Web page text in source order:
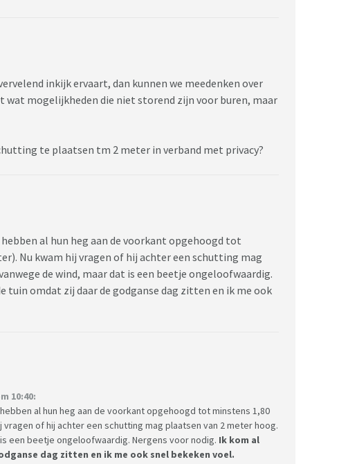
inkijk ervaart, dan kunnen we meedenken over
wat mogelijkheden die niet storend zijn voor buren, maar
te plaatsen tm 2 meter in verband met privacy?
al hun heg aan de voorkant opgehoogd tot
Nu kwam hij vragen of hij achter een schutting mag
de wind, maar dat is een beetje ongeloofwaardig.
tuin omdat zij daar de godganse dag zitten en ik me ook
10:40:
al hun heg aan de voorkant opgehoogd tot minstens 1,80
vragen of hij achter een schutting mag plaatsen van 2 meter hoog.
een beetje ongeloofwaardig. Nergens voor nodig. Ik kom al
dag zitten en ik me ook snel bekeken voel.